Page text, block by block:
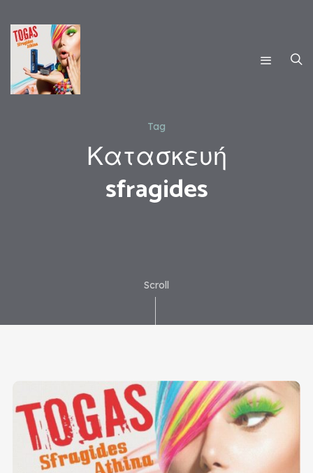
Tag
Κατασκευή
sfragides
Scroll